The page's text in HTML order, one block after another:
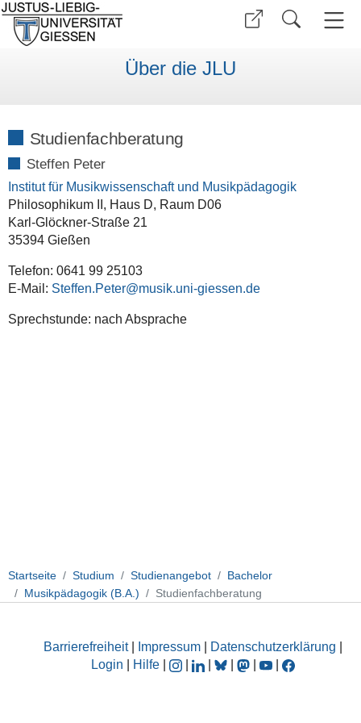
Über die JLU
Studienfachberatung
Steffen Peter
Institut für Musikwissenschaft und Musikpädagogik
Philosophikum II, Haus D, Raum D06
Karl-Glöckner-Straße 21
35394 Gießen
Telefon: 0641 99 25103
E-Mail: Steffen.Peter
Sprechstunde: nach Absprache
Startseite Studium Studienangebot
Bachelor
Musikpädagogik (B.A.)
Studienfachberatung
Barrierefreiheit| Impressum Datenschutzerklärung
Login
Hilfe